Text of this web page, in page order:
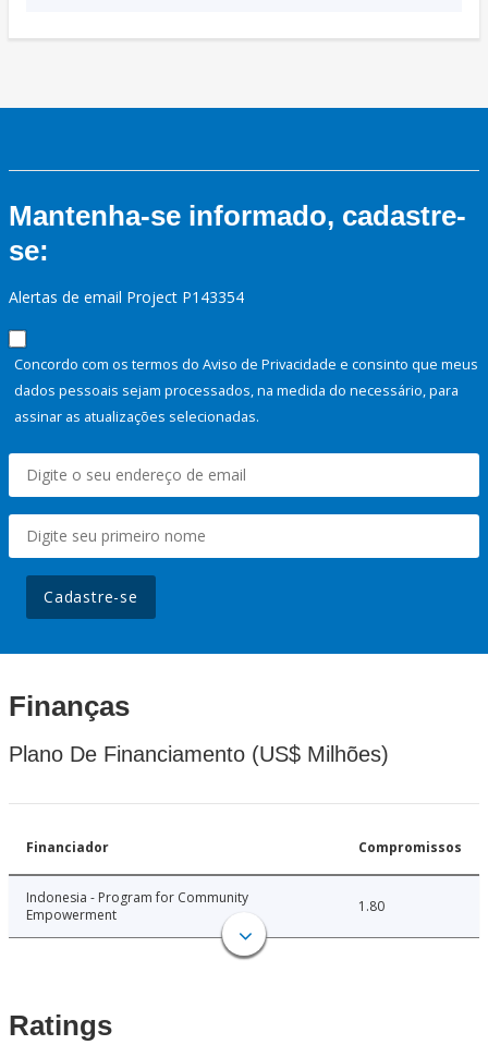
Mantenha-se informado, cadastre-
se:
Alertas de email Project P143354
Concordo com os termos do Aviso de Privacidade e consinto que meus
dados pessoais sejam processados, na medida do necessário, para
assinar as atualizações selecionadas.
Cadastre-se
Finanças
Plano De Financiamento (US$ Milhões)
Financiador Compromissos
Indonesia - Program for Community
Empowerment
1.80
Ratings